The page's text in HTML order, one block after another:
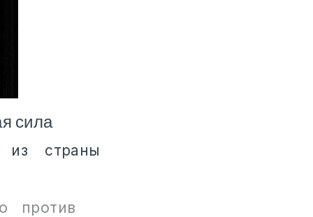
сила
страны
против